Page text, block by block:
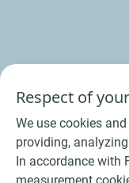
Respect of
We use cookies
providing,
In accordance with